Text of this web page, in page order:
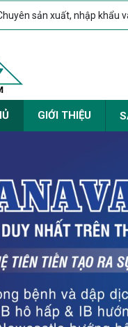
sản xuất, nhập khẩu
GIỚI THIỆU